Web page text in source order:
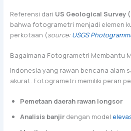
Referensi dari US Geological Survey
bahwa fotogrametri menjadi elemen
perkotaan (source: USGS
Bagaimana Fotogrametri Membantu
Indonesia yang rawan bencana alam
akurat. Fotogrametri memiliki peran
Pemetaan daerah rawan longsor
Analisis banjirdengan model